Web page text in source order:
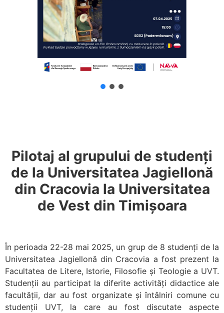
Pilotaj al grupului de studenți
de la Universitatea Jagiellonă
din Cracovia la Universitatea
de Vest din Timișoara
În perioada 22-28 mai 2025, un grup de 8 studenți de la
Universitatea Jagiellonă din Cracovia a fost prezent la
Facultatea de Litere, Istorie, Filosofie și Teologie a UVT.
Studenții au participat la diferite activități didactice ale
facultății, dar au fost organizate și întâlniri comune cu
studenții UVT, la care au fost discutate aspecte